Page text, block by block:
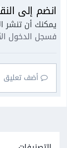
انضم إلى
يمكنك أن تنشر
فسجل الدخول
أضف تعليق